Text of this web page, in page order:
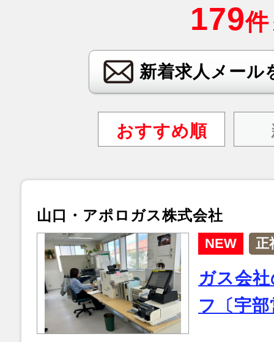
179件
新着求人メール
おすすめ順
山口・アポロガス株式会社
NEW 正
ガス会
フ〔宇